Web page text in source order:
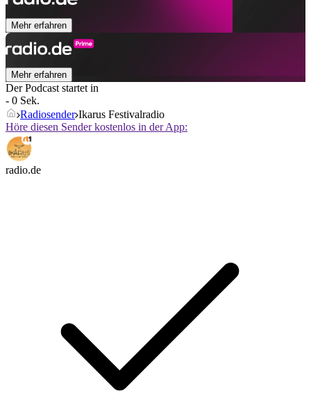
Mehr erfahren
Mehr erfahren
Der Podcast startet in
- 0 Sek.
Radiosender Ikarus Festivalradio
Höre diesen Sender kostenlos in der App:
radio.de